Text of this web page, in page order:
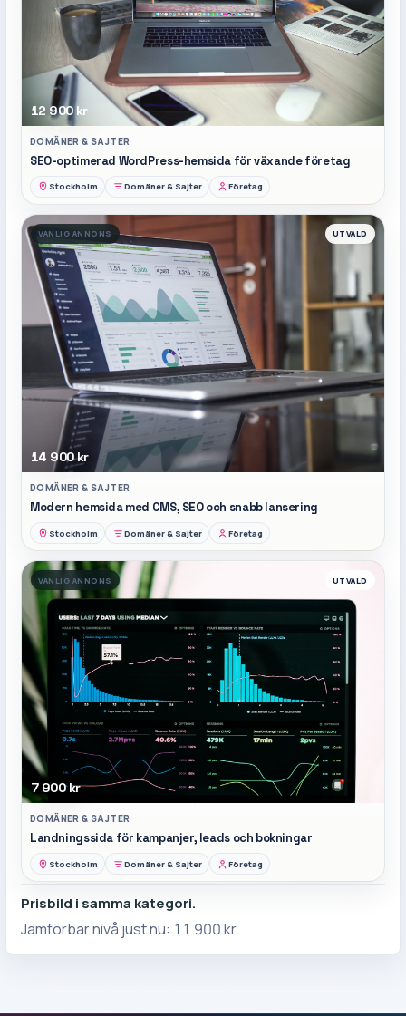
12 900 kr
DOMÄNER & SAJTER
SEO-optimerad WordPress-hemsida för växande företag
Stockholm Domäner & Sajter Företag
VANLIG ANNONS UTVALD
14 900 kr
DOMÄNER & SAJTER
Modern hemsida med CMS, SEO och snabb lansering
Stockholm Domäner & Sajter Företag
VANLIG ANNONS UTVALD
7 900 kr
DOMÄNER & SAJTER
Landningssida för kampanjer, leads och bokningar
Stockholm Domäner & Sajter Företag
Prisbild i samma kategori.
Jämförbar nivå just nu: 11 900 kr.